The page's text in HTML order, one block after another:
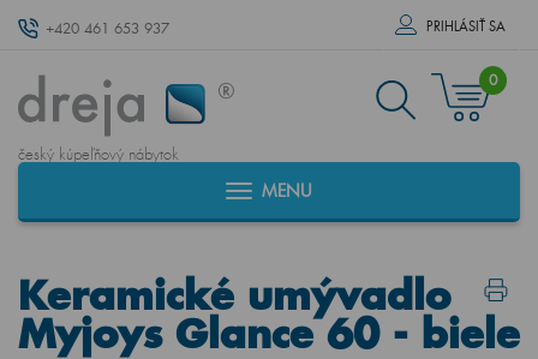
+420 461 653 937 PRIHLÁSIŤ SA
český kúpeľňový nábytok
0
MENU
Keramické umývadlo
Myjoys Glance 60 - biele